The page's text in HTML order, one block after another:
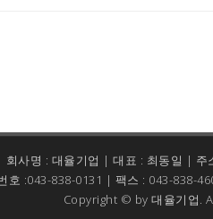
회사명 : 대율기업 | 대표 : 최동일 | 주
호 :043-838-0131 | 팩스 : 043-838-
Copyright © by 대율기업.